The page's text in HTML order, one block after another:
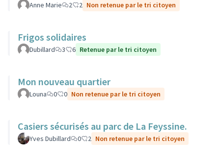
Anne Marie 2 2 Non retenue par le tri citoyen
Frigos solidaires
Dubillard 3 6 Retenue par le tri citoyen
Mon nouveau quartier
Louna 0 0 Non retenue par le tri citoyen
Casiers sécurisés au parc de La Feyssine.
Yves Dubillard 0 2 Non retenue par le tri citoyen